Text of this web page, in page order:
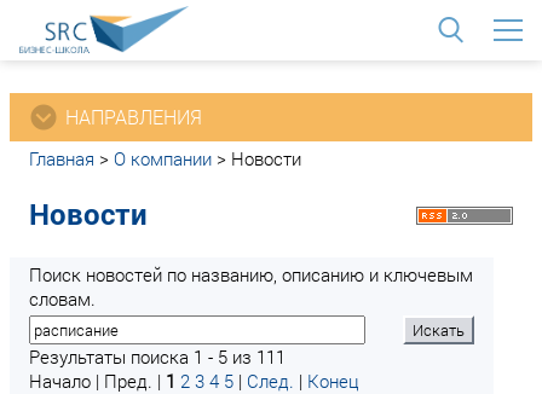
НАПРАВЛЕНИЯ
Главная > О компании > Новости
Новости
Поиск новостей по названию, описанию и ключевым
словам.
Результаты поиска 1 - 5 из 111
Начало | Пред. | 1 2 3 4 5 | След. | Конец